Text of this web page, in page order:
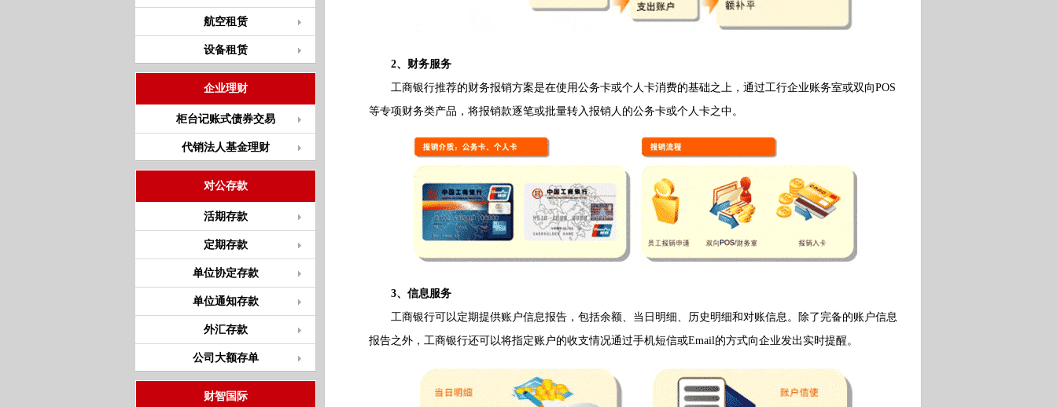
航空租赁
设备租赁
企业理财
柜台记账式债券交易
代销法人基金理财
对公存款
活期存款
定期存款
单位协定存款
单位通知存款
外汇存款
公司大额存单
财智国际
2、财务服务
工商银行推荐的财务报销方案是在使用公务卡或个人卡消费的基础之上，通过工行企业账务室或双向POS
等专项财务类产品，将报销款逐笔或批量转入报销人的公务卡或个人卡之中。
3、信息服务
工商银行可以定期提供账户信息报告，包括余额、当日明细、历史明细和对账信息。除了完备的账户信息
报告之外，工商银行还可以将指定账户的收支情况通过手机短信或Email的方式向企业发出实时提醒。